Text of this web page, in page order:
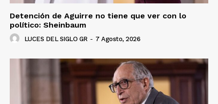
Nosotros
Detención de Aguirre no tiene que ver con lo
político: Sheinbaum
LUCES DEL SIGLO GR - 7 Agosto, 2026